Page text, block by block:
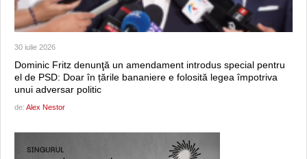
30 iulie 2026
Dominic Fritz denunţă un amendament introdus special pentru
el de PSD: Doar în țările bananiere e folosită legea împotriva
unui adversar politic
de: Alex Nestor